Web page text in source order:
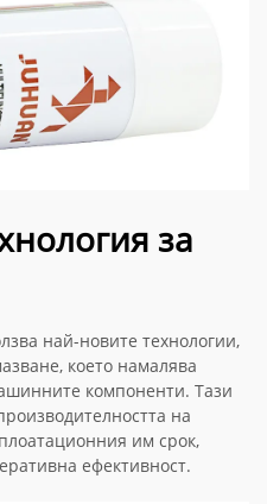
за
най-новите технологии,
което намалява
компоненти. Тази
на
им срок,
ефективност.